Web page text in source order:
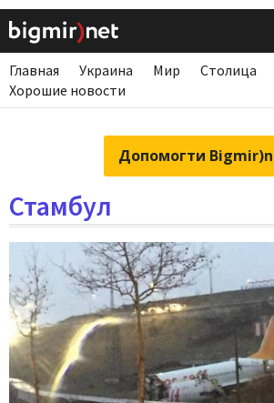
Главная Украина Мир Столица
Хорошие новости
Допомогти
Стамбул